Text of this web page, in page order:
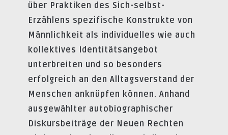
über Praktiken des Sich-selbst-
Erzählens spezifische Konstrukte von
Männlichkeit als individuelles wie auch
kollektives Identitätsangebot
unterbreiten und so besonders
erfolgreich an den Alltagsverstand der
Menschen anknüpfen können. Anhand
ausgewählter autobiographischer
Diskursbeiträge der Neuen Rechten